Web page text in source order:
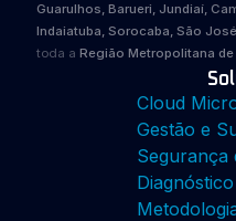
Guarulhos, Barueri, Jundiaí,
Indaiatuba, Sorocaba, São
toda a Região Metropolitana
Cloud
Gestão e
Segurança
Diagnóstico